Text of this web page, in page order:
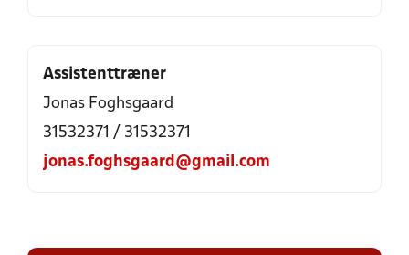
Assistenttræner
Jonas Foghsgaard
31532371 / 31532371
jonas.foghsgaard@gmail.com